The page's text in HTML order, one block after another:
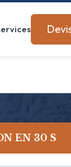
EN 30 S